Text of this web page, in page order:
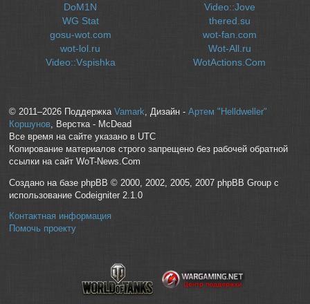
DoM1N
WG Stat
gosu-wot.com
wot-lol.ru
Video::Vspishka
Video::Jove
thered.su
wot-fan.com
Wot-All.ru
WotActions.Com
© 2011–2026 Поддержка Vamark, Дизайн - Артем "Helldweller"
Коршунов, Верстка - McDead
Все время на сайте указано в UTC
Копирование материалов строго запрещено без рабочей обратной
ссылки на сайт WoT-News.Com
Создано на базе phpBB © 2000, 2002, 2005, 2007 phpBB Group с
использование Codeigniter 2.1.0
Контактная информация
Помочь проекту